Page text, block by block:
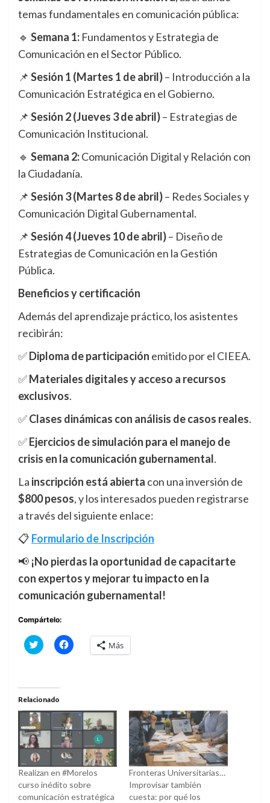
temas fundamentales en comunicación pública:
🔹 Semana 1: Fundamentos y Estrategia de
Comunicación en el Sector Público.
📌 Sesión 1 (Martes 1 de abril)– Introducción a la
Comunicación Estratégica en el Gobierno.
📌 Sesión 2 (Jueves 3 de abril)– Estrategias de
Comunicación Institucional.
🔹 Semana 2:Comunicación Digital y Relación con
la Ciudadanía.
📌 Sesión 3 (Martes 8 de abril)– Redes Sociales y
Comunicación Digital Gubernamental.
📌 Sesión 4 (Jueves 10 de abril)– Diseño de
Estrategias de Comunicación en la Gestión
Pública.
Beneficios y certificación
Además del aprendizaje práctico, los asistentes
recibirán:
✅Diploma de participación emitido por el CIEEA.
✅Materiales digitales y acceso a recursos
exclusivos.
✅Clases dinámicas con análisis de casos reales.
✅Ejercicios de simulación para el manejo de
crisis en la comunicación gubernamental.
La inscripción está abierta con una inversión de
$800 pesos, y los interesados pueden registrarse
a través del siguiente enlace:
📋 Formulario de Inscripción
📢 ¡No pierdas la oportunidad de capacitarte
con expertos y mejorar tu impacto en la
comunicación gubernamental!
Compártelo:
Haz
clic
(Se
abre
en
una
ventana
nueva)
Haz
clic
una
ventana
nueva)
Más
Relacionado
Realizan en #Morelos
curso inédito sobre
comunicación estratégica
Fronteras Universitarias…
Improvisar también
cuesta: por qué los